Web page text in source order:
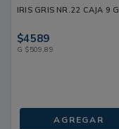
IRIS GRIS NR.22 CAJA 9 G
$4589
G $509,89
AGREGAR